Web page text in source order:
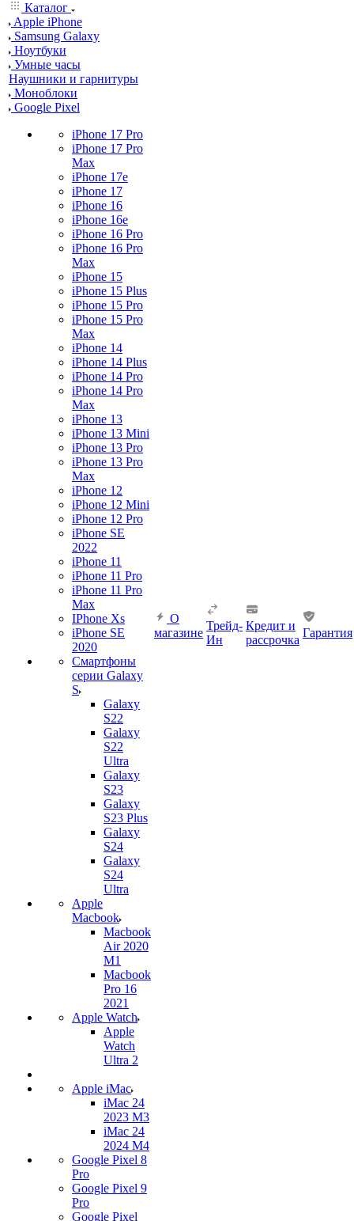
Каталог
Apple iPhone
Samsung Galaxy
Ноутбуки
Умные часы
Наушники и гарнитуры
Моноблоки
Google Pixel
iPhone 17 Pro
iPhone 17 Pro
Max
iPhone 17e
iPhone 17
iPhone 16
iPhone 16e
iPhone 16 Pro
iPhone 16 Pro
Max
iPhone 15
iPhone 15 Plus
iPhone 15 Pro
iPhone 15 Pro
Max
iPhone 14
iPhone 14 Plus
iPhone 14 Pro
iPhone 14 Pro
Max
iPhone 13
iPhone 13 Mini
iPhone 13 Pro
iPhone 13 Pro
Max
iPhone 12
iPhone 12 Mini
iPhone 12 Pro
iPhone SE
2022
iPhone 11
iPhone 11 Pro
iPhone 11 Pro
Max
IPhone Xs
iPhone SE
2020
Смартфоны
серии Galaxy
S
Galaxy
S22
Galaxy
S22
Ultra
Galaxy
S23
Galaxy
S23 Plus
Galaxy
S24
Galaxy
S24
Ultra
Apple
Macbook
Macbook
Air 2020
M1
Macbook
Pro 16
2021
Apple Watch
Apple
Watch
Ultra 2
Apple iMac
iMac 24
2023 M3
iMac 24
2024 M4
Google Pixel 8
Pro
Google Pixel 9
Pro
Google Pixel
О
магазине
Трейд-
Ин
Кредит и
рассрочка
Гарантия